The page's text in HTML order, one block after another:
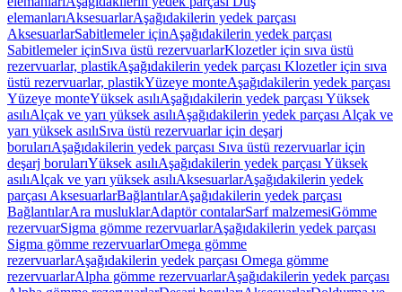
elemanlarıAksesuarlarAşağıdakilerin yedek parçası
AksesuarlarSabitlemeler içinAşağıdakilerin yedek parçası
Sabitlemeler içinSıva üstü rezervuarlarKlozetler için sıva üstü
rezervuarlar, plastikAşağıdakilerin yedek parçası Klozetler için sıva
üstü rezervuarlar, plastikYüzeye monteAşağıdakilerin yedek parçası
Yüzeye monteYüksek asılıAşağıdakilerin yedek parçası Yüksek
asılıAlçak ve yarı yüksek asılıAşağıdakilerin yedek parçası Alçak ve
yarı yüksek asılıSıva üstü rezervuarlar için deşarj
borularıAşağıdakilerin yedek parçası Sıva üstü rezervuarlar için
deşarj borularıYüksek asılıAşağıdakilerin yedek parçası Yüksek
asılıAlçak ve yarı yüksek asılıAksesuarlarAşağıdakilerin yedek
parçası AksesuarlarBağlantılarAşağıdakilerin yedek parçası
BağlantılarAra musluklarAdaptör contalarSarf malzemesiGömme
rezervuarSigma gömme rezervuarlarAşağıdakilerin yedek parçası
Sigma gömme rezervuarlarOmega gömme
rezervuarlarAşağıdakilerin yedek parçası Omega gömme
rezervuarlarAlpha gömme rezervuarlarAşağıdakilerin yedek parçası